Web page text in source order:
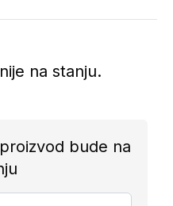
na stanju.
bude na